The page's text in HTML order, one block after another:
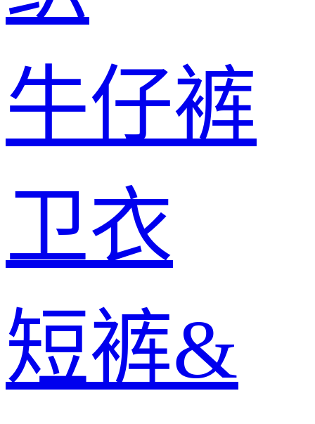
牛仔裤
卫衣
短裤&